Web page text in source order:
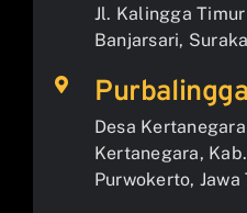
Jl. Kalingga
Banjarsari,
Purbalingga
Desa
Kertanegara,
Purwokerto, Jawa